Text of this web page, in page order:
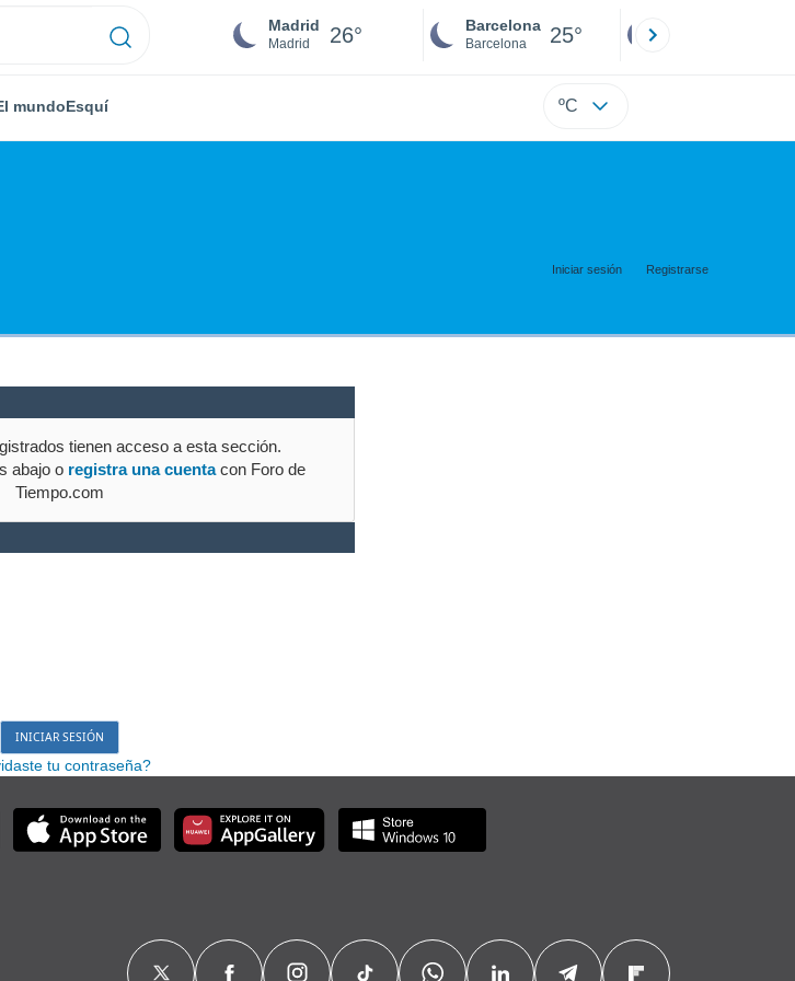
Madrid
Madrid 26° Barcelona
Barcelona 25°
mundoEsquí ºC
Iniciar sesión Registrarse
tienen acceso a esta sección.
abajo o registra una cuentacon Foro de
Tiempo.com
tu contraseña?